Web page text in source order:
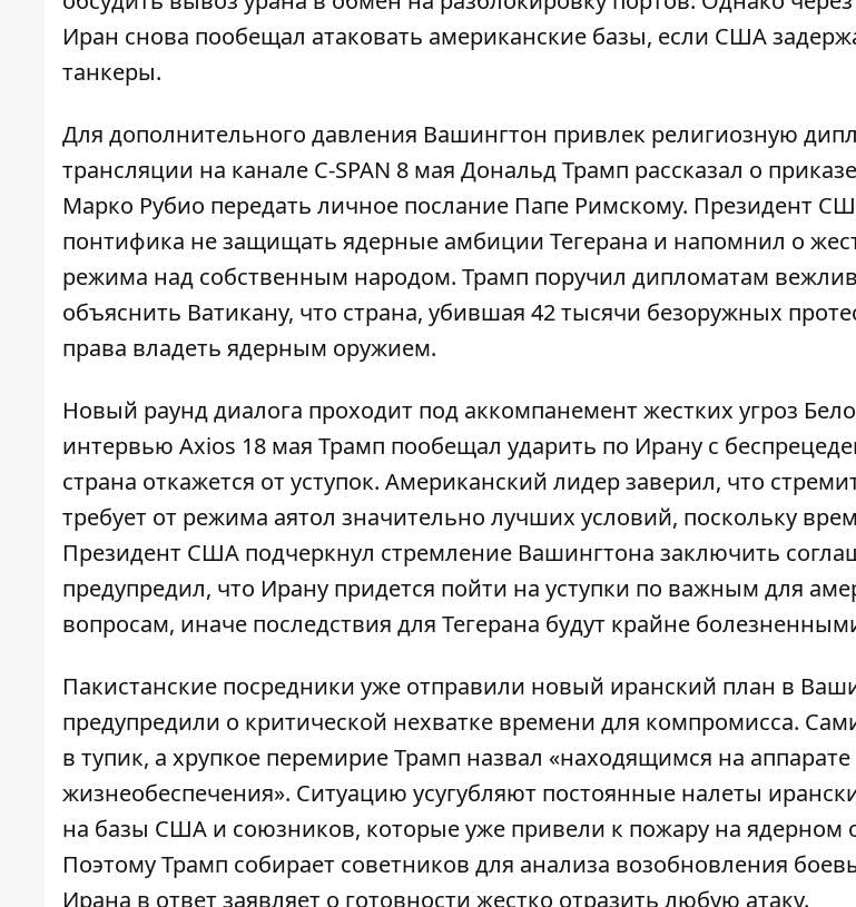
Иран снова пообещал атаковать американские базы, если США
танкеры.
Для дополнительного давления Вашингтон привлек религиозную
трансляции на канале C-SPAN 8 мая Дональд Трамп рассказал о
Марко Рубио передать личное послание Папе Римскому. Президент
понтифика не защищать ядерные амбиции Тегерана и напомнил о
режима над собственным народом. Трамп поручил дипломатам
объяснить Ватикану, что страна, убившая 42 тысячи безоружных
права владеть ядерным оружием.
Новый раунд диалога проходит под аккомпанемент жестких угроз
интервью Axios 18 мая Трамп пообещал ударить по Ирану с
страна откажется от уступок. Американский лидер заверил, что
требует от режима аятол значительно лучших условий, поскольку
Президент США подчеркнул стремление Вашингтона заключить
предупредил, что Ирану придется пойти на уступки по важным для
вопросам, иначе последствия для Тегерана будут крайне
Пакистанские посредники уже отправили новый иранский план в
предупредили о критической нехватке времени для компромисса.
в тупик, а хрупкое перемирие Трамп назвал «находящимся на аппарате
жизнеобеспечения». Ситуацию усугубляют постоянные налеты
на базы США и союзников, которые уже привели к пожару на ядерном
Поэтому Трамп собирает советников для анализа возобновления
Ирана в ответ заявляет о готовности жестко отразить любую атаку.